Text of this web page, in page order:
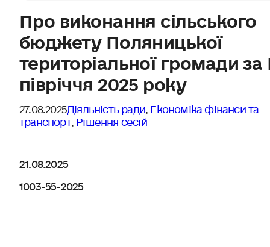
Про виконання сільського
бюджету Поляницької
територіальної громади за
півріччя 2025 року
27.08.2025Діяльність ради Економіка фінанси та
транспорт,Рішення сесій
21.08.2025
1003-55-2025